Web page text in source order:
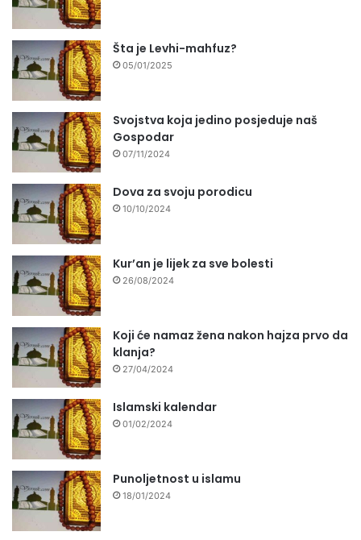
Šta je Levhi-mahfuz?
05/01/2025
Svojstva koja jedino posjeduje naš
Gospodar
07/11/2024
Dova za svoju porodicu
10/10/2024
Kur’an je lijek za sve bolesti
26/08/2024
Koji će namaz žena nakon hajza prvo da
klanja?
27/04/2024
Islamski kalendar
01/02/2024
Punoljetnost u islamu
18/01/2024